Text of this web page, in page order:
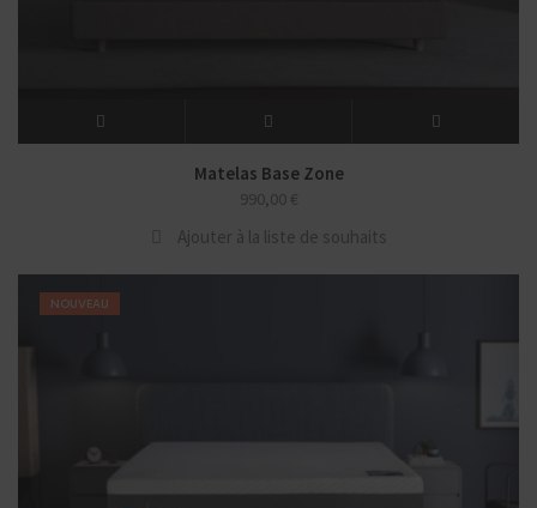
Matelas Base Zone
990,00 €
Ajouter à la liste de souhaits
NOUVEAU